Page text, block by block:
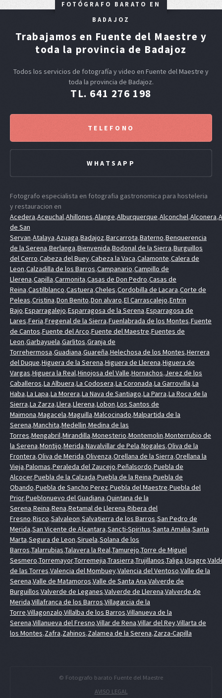
FOTÓGRAFO BARATO EN
BADAJOZ
Trabajamos en Fuente del Maestre y
toda la provincia de Badajoz
Todos los servicios de fotografía y video en Fuente del Maestre y
toda la provincia de Badajoz.
TL. 641 276 198
TELEFONO
WHATSAPP
Fotografo especialista en fotografia gastronomica para hosteleria
y restauracion en
Acedera,Aceuchal,Ahillones,Alange,Alburquerque,Alconchel,Alconera,
de San
Servan,Atalaya,Azuaga,Badajoz,Barcarrota,Baterno,Benquerencia
de la Serena,Berlanga,Bienvenida,Bodonal de la Sierra,Burguillos
del Cerro,Cabeza del Buey,Cabeza la Vaca,Calamonte,Calera de
Leon,Calzadilla de los Barros,Campanario,Campillo de
Llerena,Capilla,Carmonita,Casas de Don Pedro,Casas de
Reina,Castilblanco,Castuera,Cheles,Cordobilla de Lacara,Corte de
Peleas,Cristina,Don Benito,Don alvaro,El Carrascalejo,Entrin
Bajo,Esparragalejo,Esparragosa de la Serena,Esparragosa de
Lares,Feria,Fregenal de la Sierra,Fuenlabrada de los Montes,Fuente
de Cantos,Fuente del Arco,Fuente del Maestre,Fuentes de
Leon,Garbayuela,Garlitos,Granja de
Torrehermosa,Guadiana,Guareña,Helechosa de los Montes,Herrera
del Duque,Higuera de la Serena,Higuera de Llerena,Higuera de
Vargas,Higuera la Real,Hinojosa del Valle,Hornachos,Jerez de los
Caballeros,La Albuera,La Codosera,La Coronada,La Garrovilla,La
Haba,La Lapa,La Morera,La Nava de Santiago,La Parra,La Roca de la
Sierra,La Zarza,Llera,Llerena,Lobon,Los Santos de
Maimona,Magacela,Maguilla,Malcocinado,Malpartida de la
Serena,Manchita,Medellin,Medina de las
Torres,Mengabril,Mirandilla,Monesterio,Montemolin,Monterrubio de
la Serena,Montijo,Merida,Navalvillar de Pela,Nogales,Oliva de la
Frontera,Oliva de Merida,Olivenza,Orellana de la Sierra,Orellana la
Vieja,Palomas,Peraleda del Zaucejo,Peñalsordo,Puebla de
Alcocer,Puebla de la Calzada,Puebla de la Reina,Puebla de
Obando,Puebla de Sancho Perez,Puebla del Maestre,Puebla del
Prior,Pueblonuevo del Guadiana,Quintana de la
Serena,Reina,Rena,Retamal de Llerena,Ribera del
Fresno,Risco,Salvaleon,Salvatierra de los Barros,San Pedro de
Merida,San Vicente de Alcantara,Sancti-Spiritus,Santa Amalia,Santa
Marta,Segura de Leon,Siruela,Solana de los
Barros,Talarrubias,Talavera la Real,Tamurejo,Torre de Miguel
Sesmero,Torremayor,Torremejia,Trasierra,Trujillanos,Taliga,Usagre,
de las Torres,Valencia del Mombuey,Valencia del Ventoso,Valle de la
Serena,Valle de Matamoros,Valle de Santa Ana,Valverde de
Burguillos,Valverde de Leganes,Valverde de Llerena,Valverde de
Merida,Villafranca de los Barros,Villagarcia de la
Torre,Villagonzalo,Villalba de los Barros,Villanueva de la
Serena,Villanueva del Fresno,Villar de Rena,Villar del Rey,Villarta de
los Montes,Zafra,Zahinos,Zalamea de la Serena,Zarza-Capilla
© Fotografo barato Fuente del Maestre
AVISO LEGAL